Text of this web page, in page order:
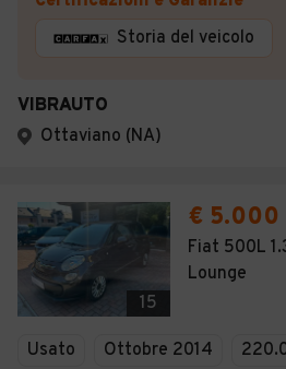
Storia del veicolo
VIBRAUTO
Ottaviano (NA)
15
€ 5.000
Fiat 500L
Lounge
Usato Ottobre 2014